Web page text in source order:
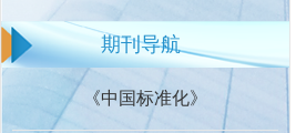
期刊导航
《中国标准化》